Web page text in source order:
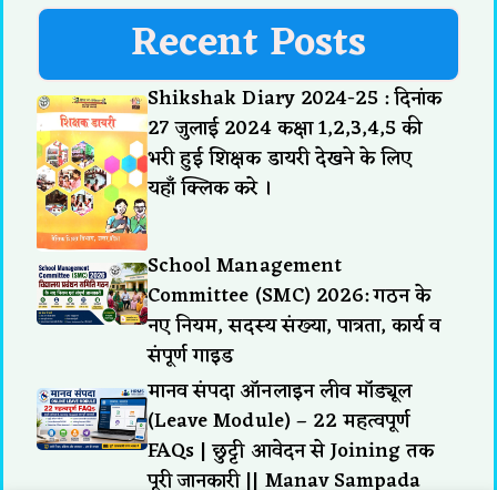
Recent Posts
Shikshak Diary 2024-25 : दिनांक
27 जुलाई 2024 कक्षा 1,2,3,4,5 की
भरी हुई शिक्षक डायरी देखने के लिए
यहाँ क्लिक करे ।
School Management
Committee (SMC) 2026: गठन के
नए नियम, सदस्य संख्या, पात्रता, कार्य व
संपूर्ण गाइड
मानव संपदा ऑनलाइन लीव मॉड्यूल
(Leave Module) – 22 महत्वपूर्ण
FAQs | छुट्टी आवेदन से Joining तक
पूरी जानकारी || Manav Sampada